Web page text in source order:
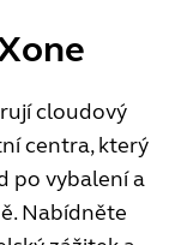
cloudový
centra, který
po vybalení a
Nabídněte